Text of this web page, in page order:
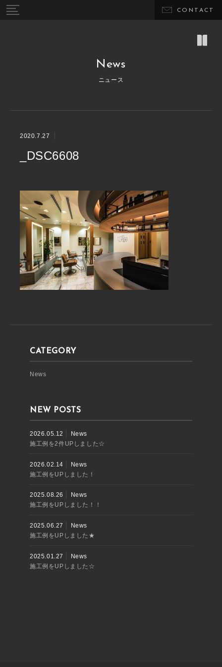
CONTACT
News
ニュース
CATEGORY
News
NEW POSTS
2026.05.12
News
施工例を2件UPしました☆
2026.02.14
News
施工例をUPしました！
2025.08.26
News
施工例をUPしました！！
2025.06.27
News
施工例をUPしました★
2025.01.27
News
施工例をUPしました☆
2020.7.27
_DSC6608